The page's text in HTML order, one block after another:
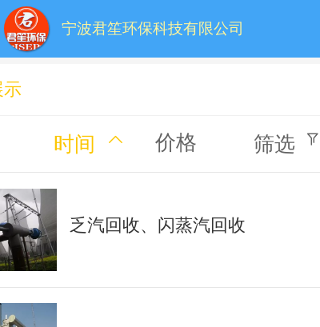
宁波君笙环保科技有限公司
示
时间 价格 筛选
乏汽回收、闪蒸汽回收